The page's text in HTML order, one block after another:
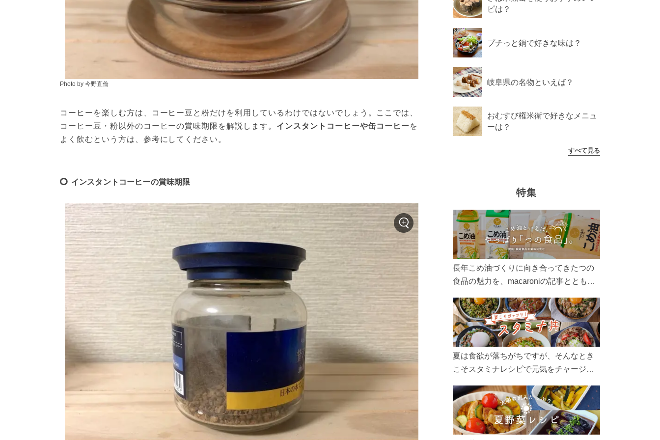
Photo by 今野直倫
コーヒーを楽しむ方は、コーヒー豆と粉だけを利用しているわけではないでしょう。ここでは、
コーヒー豆・粉以外のコーヒーの賞味期限を解説します。 インスタントコーヒーや缶コーヒーを
よく飲むという方は、参考にしてください。
インスタントコーヒーの賞味期限
ピは？
プチっと鍋で好きな味は？
岐阜県の名物といえば？
おむすび権米衛で好きなメニュ
ーは？
すべて見る
特集
長年こめ油づくりに向き合ってきたつの
食品の魅力を、macaroniの記事とともに
ん、製造現場や品質へのこだわりまで。
こめ油をもっと好きになるコンテンツを
ぜひお楽しみください。
夏は食欲が落ちがちですが、そんなとき
こそスタミナレシピで元気をチャージ！
リ食べて、夏バテを吹き飛ばしましょ
う！